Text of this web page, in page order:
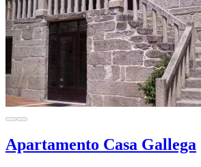
Apartamento Casa Gallega